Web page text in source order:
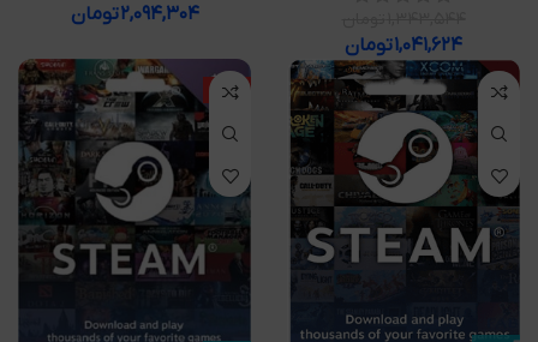
۱,۰۴۱,۶۲۴تومان
۲,۰۹۴,۳۰۴تومان
ویژه